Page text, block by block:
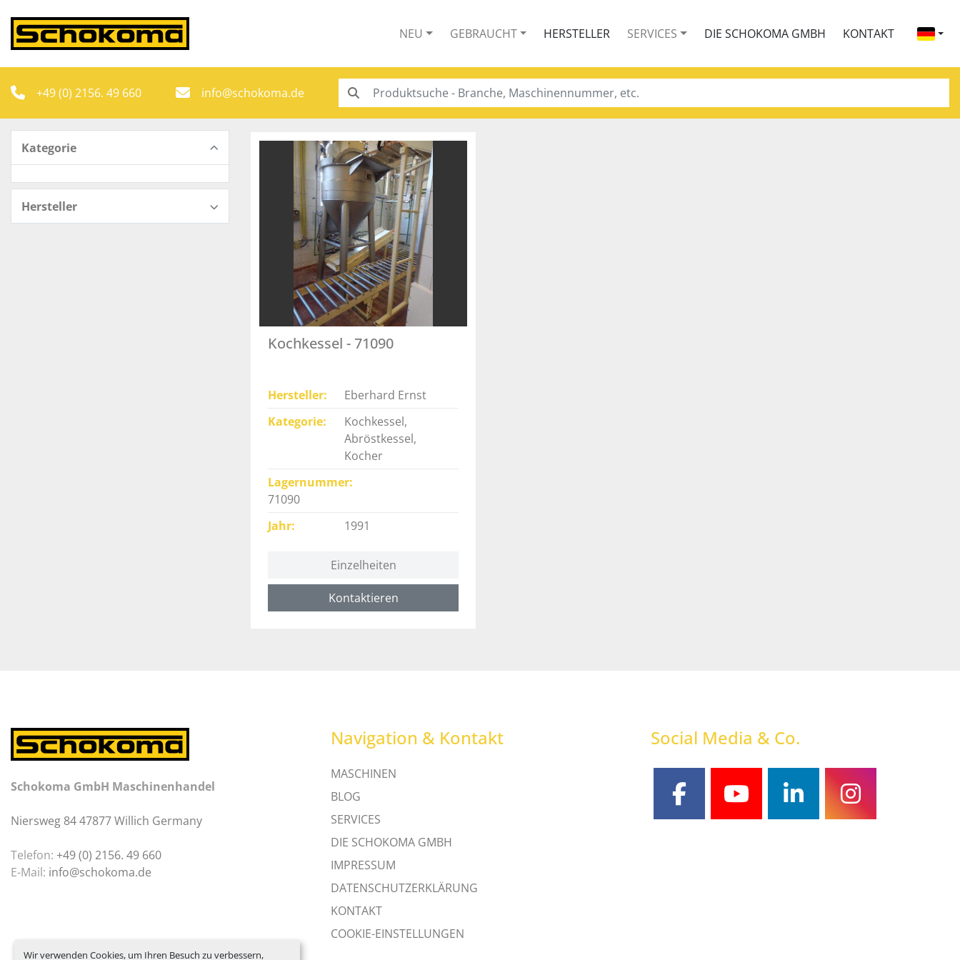
Wir verwenden Cookies, um Ihren Besuch zu verbessern,
NEU GEBRAUCHT HERSTELLER SERVICES DIE SCHOKOMA GMBH KONTAKT
+49 (0) 2156. 49 660 info@schokoma.de
Kategorie
Hersteller
Kochkessel - 71090
Hersteller
Eberhard Ernst
Kategorie
Kochkessel,
Abröstkessel,
Kocher
Lagernummer
71090
Jahr
1991
Einzelheiten
Kontaktieren
Schokoma GmbH Maschinenhandel
Niersweg 84 47877 Willich Germany
Telefon: +49 (0) 2156. 49 660
E-Mail: info@schokoma.de
Navigation & Kontakt
MASCHINEN
BLOG
SERVICES
DIE SCHOKOMA GMBH
IMPRESSUM
DATENSCHUTZERKLÄRUNG
KONTAKT
COOKIE-EINSTELLUNGEN
Social Media & Co.
facebookyoutubelinkedininstagram